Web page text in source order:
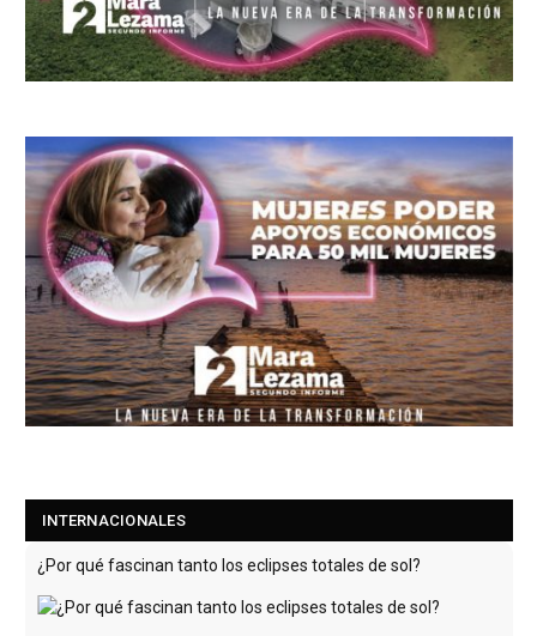
INTERNACIONALES
¿Por qué fascinan tanto los eclipses totales de sol?